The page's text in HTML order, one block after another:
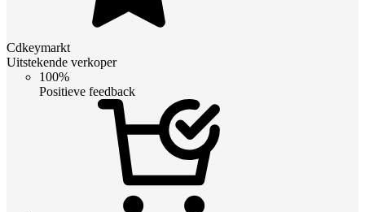
Cdkeymarkt
Uitstekende verkoper
100%
Positieve feedback